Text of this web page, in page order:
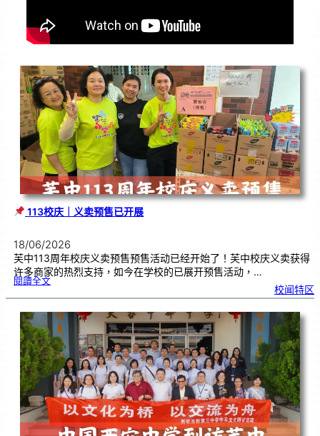
113校庆｜义卖预售已开展
18/06/2026
芙中113周年校庆义卖预售预售活动已经开始了！芙中校庆义卖获得
许多商家的热烈支持，如今在学校的已展开预售活动，…
閱讀全文:
1
庆
｜
义
卖
预
售
已
开
展
校闻特区